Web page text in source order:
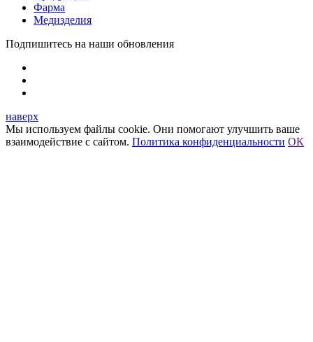
Фарма
Медизделия
Подпишитесь на наши обновления
наверх
Мы используем файлы cookie. Они помогают улучшить ваше
взаимодействие с сайтом. Политика конфиденциальности ОК